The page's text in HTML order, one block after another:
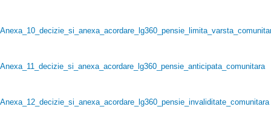
Anexa_11_decizie_si_anexa_acordare_lg360_pensie_anticipata_comunitara
Anexa_12_decizie_si_anexa_acordare_lg360_pensie_invaliditate_comunitara